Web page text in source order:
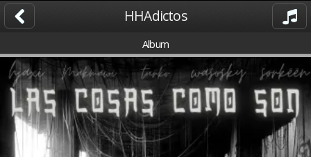
HHAdictos
Album